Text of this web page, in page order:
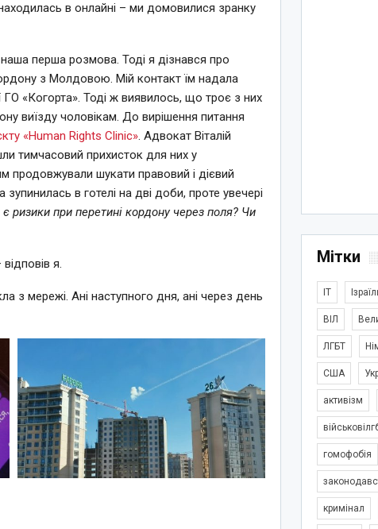
в онлайні – ми домовилися зранку
перша розмова. Тоді я дізнався про
з Молдовою. Мій контакт їм надала
ГО «Когорта». Тоді ж виявилось, що троє з них
виїзду чоловікам. До вирішення питання
«Human Rights Clinic». Адвокат Віталій
тимчасовий прихисток для них у
продовжували шукати правовий і дієвий
в готелі на дві доби, проте увечері
є ризики при перетині кордону через поля? Чи
відповів я.
з мережі. Ані наступного дня, ані через день
Мітки
IT
ВІЛ
ЛГБТ
США
активізм
гомофобія
кримінал